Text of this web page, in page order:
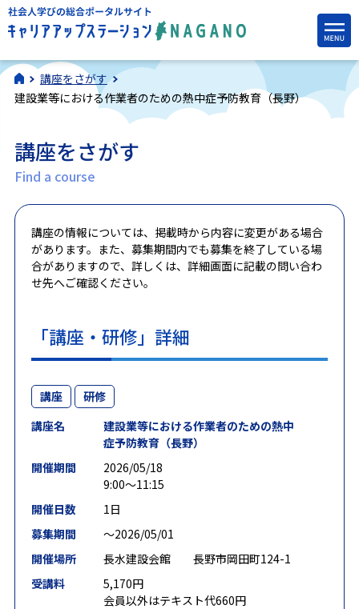
講座をさがす
建設業等における作業者のための熱中症予防教育（長野）
講座をさがす
Find a course
講座の情報については、掲載時から内容に変更がある場合
があります。また、募集期間内でも募集を終了している場
合がありますので、詳しくは、詳細画面に記載の問い合わ
せ先へご確認ください。
「講座・研修」詳細
講座
研修
講座名
建設業等における作業者のための熱中
症予防教育（長野）
開催期間
2026/05/18
9:00～11:15
開催日数
1日
募集期間
〜2026/05/01
開催場所
長水建設会館 長野市岡田町124-1
受講料
5,170円
会員以外はテキスト代660円